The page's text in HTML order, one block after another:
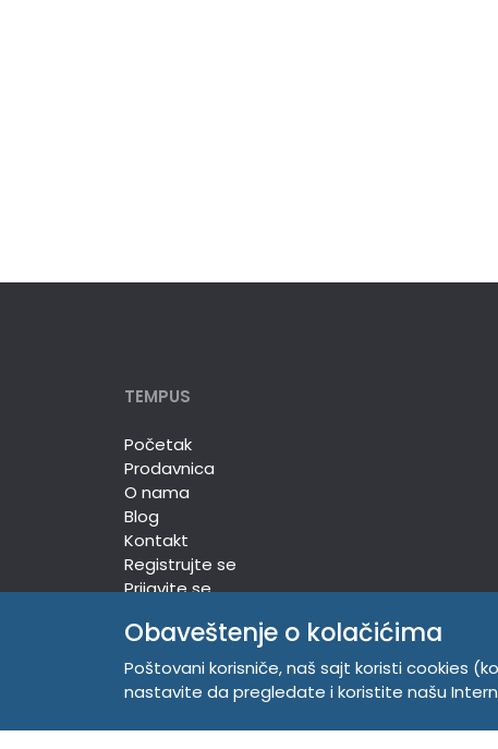
TEMPUS
Početak
Prodavnica
O nama
Blog
Kontakt
Registrujte se
Prijavite se
TEMPUS DOO
Trg Komenskog 2, 21000
Obaveštenje o kolačićima
Poštovani korisniče, naš sajt koristi cookies
nastavite da pregledate i koristite našu